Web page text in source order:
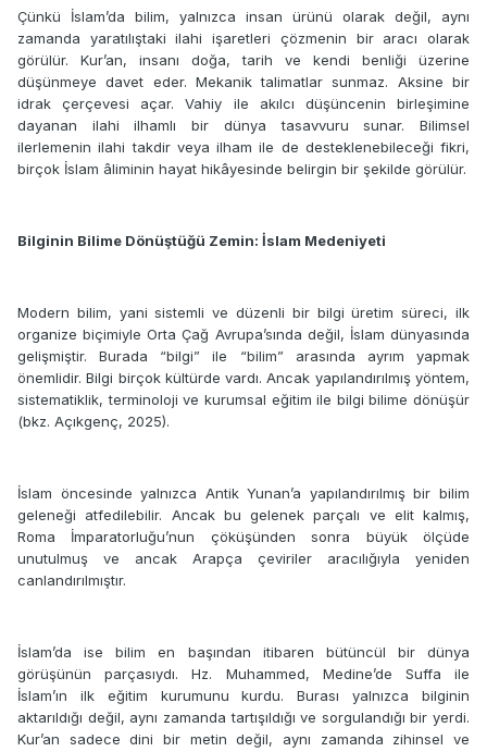
Çünkü İslam’da bilim, yalnızca insan ürünü olarak değil, aynı
zamanda yaratılıştaki ilahi işaretleri çözmenin bir aracı olarak
görülür. Kur’an, insanı doğa, tarih ve kendi benliği üzerine
düşünmeye davet eder. Mekanik talimatlar sunmaz. Aksine bir
idrak çerçevesi açar. Vahiy ile akılcı düşüncenin birleşimine
dayanan ilahi ilhamlı bir dünya tasavvuru sunar. Bilimsel
ilerlemenin ilahi takdir veya ilham ile de desteklenebileceği fikri,
birçok İslam âliminin hayat hikâyesinde belirgin bir şekilde görülür.
Bilginin Bilime Dönüştüğü Zemin: İslam Medeniyeti
Modern bilim, yani sistemli ve düzenli bir bilgi üretim süreci, ilk
organize biçimiyle Orta Çağ Avrupa’sında değil, İslam dünyasında
gelişmiştir. Burada “bilgi” ile “bilim” arasında ayrım yapmak
önemlidir. Bilgi birçok kültürde vardı. Ancak yapılandırılmış yöntem,
sistematiklik, terminoloji ve kurumsal eğitim ile bilgi bilime dönüşür
(bkz. Açıkgenç, 2025).
İslam öncesinde yalnızca Antik Yunan’a yapılandırılmış bir bilim
geleneği atfedilebilir. Ancak bu gelenek parçalı ve elit kalmış,
Roma İmparatorluğu’nun çöküşünden sonra büyük ölçüde
unutulmuş ve ancak Arapça çeviriler aracılığıyla yeniden
canlandırılmıştır.
İslam’da ise bilim en başından itibaren bütüncül bir dünya
görüşünün parçasıydı. Hz. Muhammed, Medine’de Suffa ile
İslam’ın ilk eğitim kurumunu kurdu. Burası yalnızca bilginin
aktarıldığı değil, aynı zamanda tartışıldığı ve sorgulandığı bir yerdi.
Kur’an sadece dini bir metin değil, aynı zamanda zihinsel ve